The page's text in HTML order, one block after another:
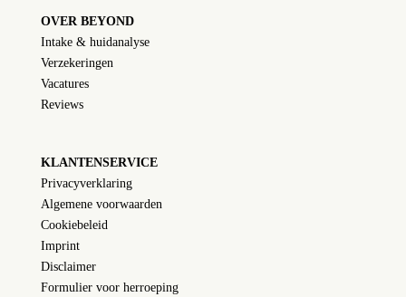
OVER BEYOND
Intake & huidanalyse
Verzekeringen
Vacatures
Reviews
KLANTENSERVICE
Privacyverklaring
Algemene voorwaarden
Cookiebeleid
Imprint
Disclaimer
Formulier voor herroeping